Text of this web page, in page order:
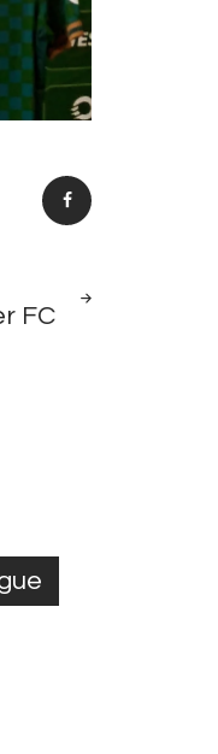
NEXT
POST
FC